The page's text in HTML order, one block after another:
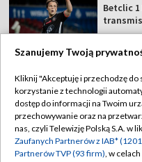
Betclic
Szanujemy Twoją
Kliknij "Akceptuję i przechodzę do
korzystanie z technologii
dostęp do informacji na Twoim
przechowywanie oraz na
nas, czyli Telewizję Polską S.A. w
Zaufanych Partnerów z IAB*
Partnerów TVP (93 firm), w